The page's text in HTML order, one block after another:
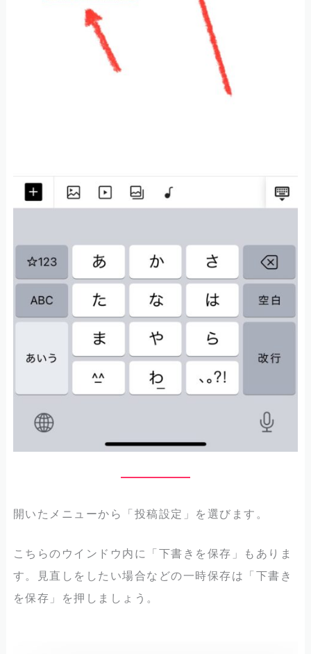
開いたメニューから「投稿設定」を選びます。
こちらのウインドウ内に「下書きを保存」もありま
す。見直しをしたい場合などの一時保存は「下書き
を保存」を押しましょう。